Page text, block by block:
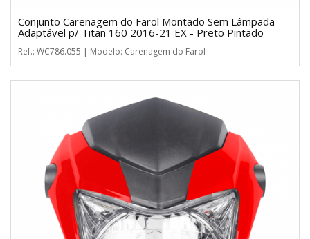
Conjunto Carenagem do Farol Montado Sem Lâmpada -
Adaptável p/ Titan 160 2016-21 EX - Preto Pintado
Ref.: WC786.055 | Modelo: Carenagem do Farol